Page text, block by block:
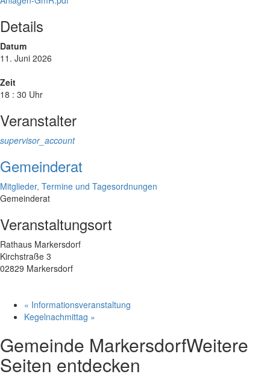
Details
Datum
11. Juni 2026
Zeit
18 : 30 Uhr
Veranstalter
supervisor_account
Gemeinderat
Mitglieder, Termine und Tagesordnungen
Gemeinderat
Veranstaltungsort
Rathaus Markersdorf
Kirchstraße 3
02829 Markersdorf
« Informationsveranstaltung
Kegelnachmittag »
Gemeinde MarkersdorfWeitere
Seiten entdecken